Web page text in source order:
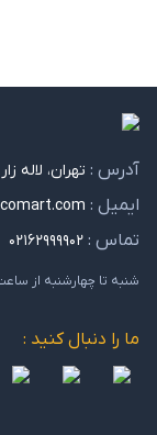
آدرس : تهران، لاله زار
ایمیل :
تماس : ۰۲۱۶۲۹۹۹۹۰۲
شنبه تا چهارشنبه از ساعت ۹ الی ۱۸ و پنج شنبه تا
ما را دنبال کنید :